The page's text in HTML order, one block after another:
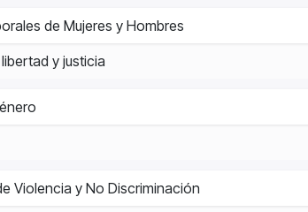
de Mujeres y Hombres
y justicia
Violencia y No Discriminación